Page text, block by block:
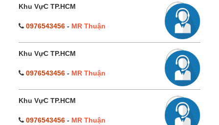
Khu VựC TP.HCM
0976543456 - MR Thuận
Khu VựC TP.HCM
0976543456 - MR Thuận
Khu VựC TP.HCM
0976543456 - MR Thuận